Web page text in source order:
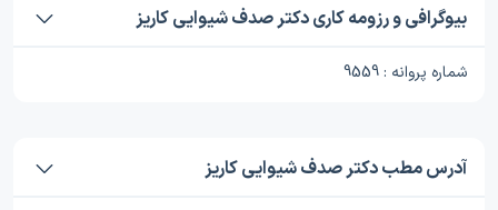
بیوگرافی و رزومه کاری دکتر صدف شیوایی كاريز
شماره پروانه : 9559
آدرس مطب دکتر صدف شیوایی كاريز